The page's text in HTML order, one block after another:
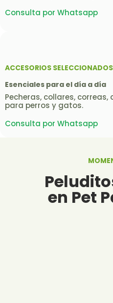
Consulta por Whatsapp
ACCESORIOS SELECCIONADOS
Esenciales para el día a día
Pecheras, collares,
para perros y gatos.
Consulta por Whatsapp
en Pet